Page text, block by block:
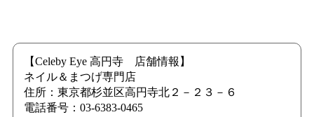
【Celeby Eye 高円寺 店舗情報】
ネイル＆まつげ専門店
住所：東京都杉並区高円寺北２－２３－６
電話番号：03-6383-0465